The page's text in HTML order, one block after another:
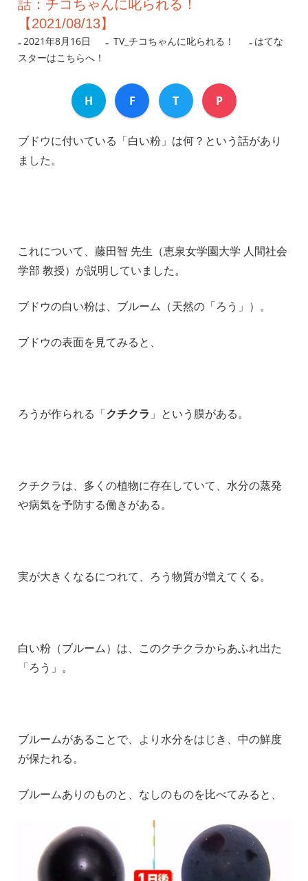
話：チコちゃんに叱られる！
【2021/08/13】
2021年8月16日 nanigoto
TV_チコちゃんに叱られる！
はてな
スターはこちらへ！
H F T P
ブドウに付いている「白い粉」は何？という話があり
ました。
これについて、藤田智 先生（恵泉女学園大学 人間社会
学部 教授）が説明していました。
ブドウの白い粉は、ブルーム（天然の「ろう」）。
ブドウの表面を見てみると、
ろうが作られる「クチクラ 」という膜がある。
クチクラは、多くの植物に存在していて、水分の蒸発
や病気を予防する働きがある。
実が大きくなるにつれて、ろう物質が増えてくる。
白い粉（ブルーム）は、このクチクラからあふれ出た
「ろう」。
ブルームがあることで、より水分をはじき、中の鮮度
が保たれる。
ブルームありのものと、なしのものを比べてみると、